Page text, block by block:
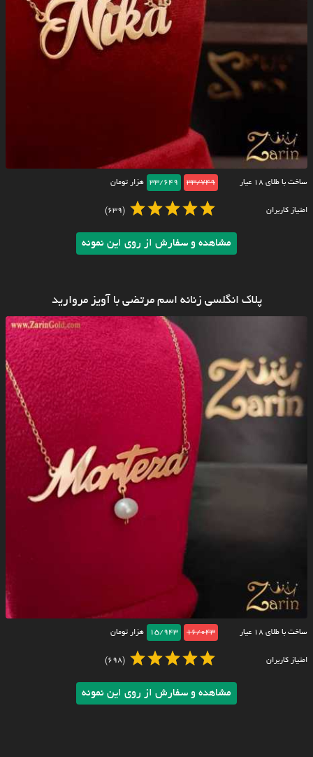
ساخت با طلای ۱۸ عیار 33/749
33/649 هزار تومان
امتیاز کاربران (639)
مشاهده و سفارش از روی این نمونه
پلاک انگلسی زنانه اسم مرتضی با آویز مروارید
ساخت با طلای ۱۸ عیار 16/043
15/943 هزار تومان
امتیاز کاربران (698)
مشاهده و سفارش از روی این نمونه